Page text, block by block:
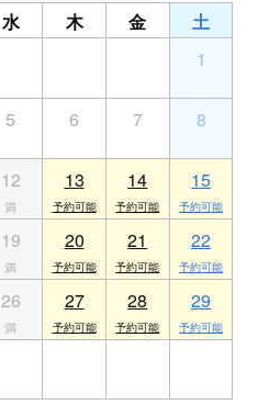
水 木 金
土
1
5 6 7 8
12 13 14 15
19 20 21 22
26 27 28 29